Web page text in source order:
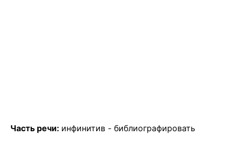
Часть речи: инфинитив - библиографировать